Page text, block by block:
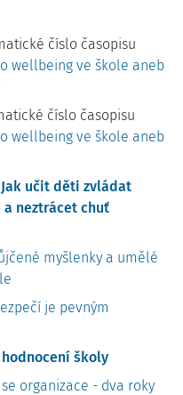
číslo časopisu
wellbeing ve škole aneb
číslo časopisu
wellbeing ve škole aneb
Jak učit děti zvládat
a neztrácet chuť
myšlenky a umělé
je pevným
školy
organizace - dva roky